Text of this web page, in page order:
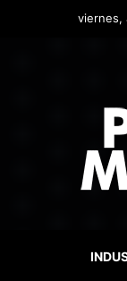
viernes,